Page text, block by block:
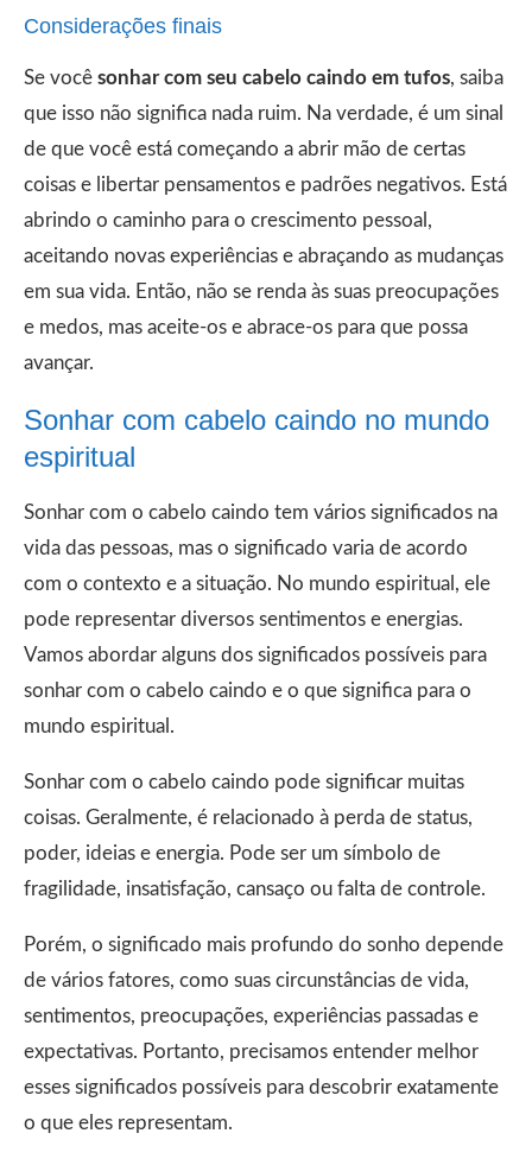
Considerações finais
Se você sonhar com seu cabelo caindo em tufos, saiba
que isso não significa nada ruim. Na verdade, é um sinal
de que você está começando a abrir mão de certas
coisas e libertar pensamentos e padrões negativos. Está
abrindo o caminho para o crescimento pessoal,
aceitando novas experiências e abraçando as mudanças
em sua vida. Então, não se renda às suas preocupações
e medos, mas aceite-os e abrace-os para que possa
avançar.
Sonhar com cabelo caindo no mundo
espiritual
Sonhar com o cabelo caindo tem vários significados na
vida das pessoas, mas o significado varia de acordo
com o contexto e a situação. No mundo espiritual, ele
pode representar diversos sentimentos e energias.
Vamos abordar alguns dos significados possíveis para
sonhar com o cabelo caindo e o que significa para o
mundo espiritual.
Sonhar com o cabelo caindo pode significar muitas
coisas. Geralmente, é relacionado à perda de status,
poder, ideias e energia. Pode ser um símbolo de
fragilidade, insatisfação, cansaço ou falta de controle.
Porém, o significado mais profundo do sonho depende
de vários fatores, como suas circunstâncias de vida,
sentimentos, preocupações, experiências passadas e
expectativas. Portanto, precisamos entender melhor
esses significados possíveis para descobrir exatamente
o que eles representam.